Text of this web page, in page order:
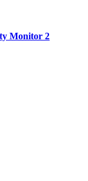
Monitor 2